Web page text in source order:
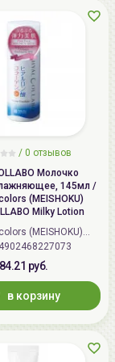
или
из
может
для
лицо в
уделите
/ 0 отзывов
Молочко
145мл /
(MEISHOKU)
Milky Lotion
(MEISHOKU)
(Япония)
Код: 4902468227073
84.21 руб.
в корзину